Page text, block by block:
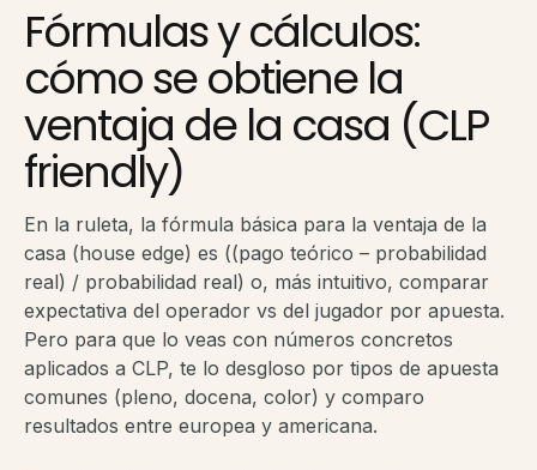
Fórmulas y cálculos:
cómo se obtiene la
ventaja de la casa (CLP
friendly)
En la ruleta, la fórmula básica para la ventaja de la
casa (house edge) es ((pago teórico – probabilidad
real) / probabilidad real) o, más intuitivo, comparar
expectativa del operador vs del jugador por apuesta.
Pero para que lo veas con números concretos
aplicados a CLP, te lo desgloso por tipos de apuesta
comunes (pleno, docena, color) y comparo
resultados entre europea y americana.